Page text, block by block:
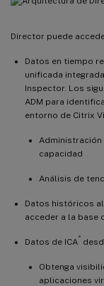
Director puede
Datos en tiempo
unificada
Inspector. Los
ADM para
entorno de Citrix
Administración
capacidad
Análisis de
Datos históricos
acceder a la base
Datos de ICA®
Obtenga
aplicaciones